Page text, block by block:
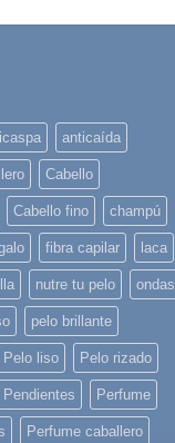
anticaída
Cabello
Cabello fino champú
fibra capilar laca
nutre tu pelo ondas
pelo brillante
Pelo liso Pelo rizado
Pendientes Perfume
Perfume caballero